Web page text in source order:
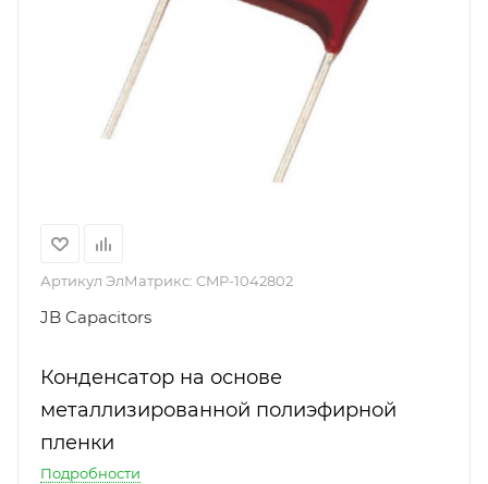
Артикул ЭлМатрикс: CMP-1042802
JB Capacitors
Конденсатор на основе
металлизированной полиэфирной
пленки
Подробности